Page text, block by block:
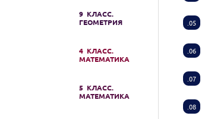
9 КЛАСС.
ГЕОМЕТРИЯ
4 КЛАСС.
МАТЕМАТИКА
5 КЛАСС.
МАТЕМАТИКА
.05
.06
.07
.08